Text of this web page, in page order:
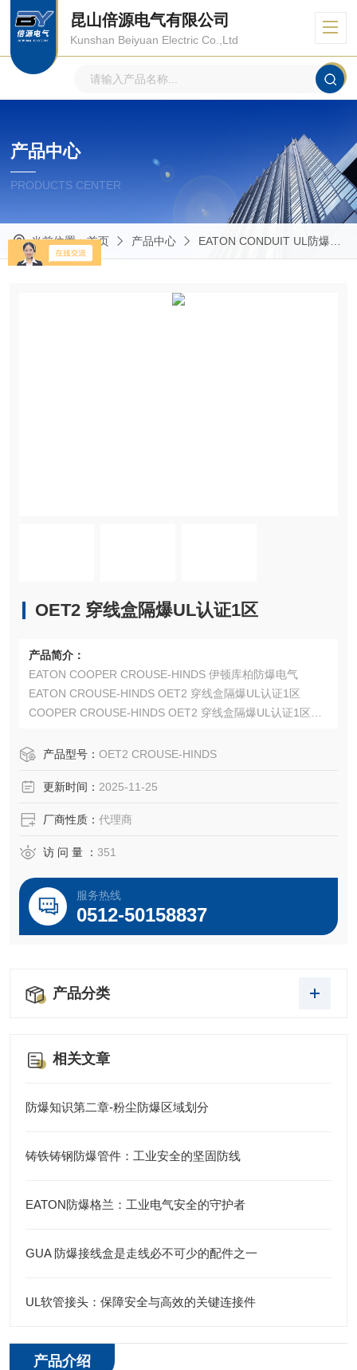
昆山倍源电气有限公司
Kunshan Beiyuan Electric Co.,Ltd
产品中心
PRODUCTS CENTER
当前位置：首页 产品中心 EATON CONDUIT UL防爆管件
OET2 穿线盒隔爆UL认证1区
产品简介：
EATON COOPER CROUSE-HINDS 伊顿库柏防爆电气
EATON CROUSE-HINDS OET2 穿线盒隔爆UL认证1区
COOPER CROUSE-HINDS OET2 穿线盒隔爆UL认证1区
Co.,Ltd
产品型号： OET2 CROUSE-HINDS
更新时间： 2025-11-25
厂商性质： 代理商
访 问 量 ： 351
服务热线
0512-50158837
产品分类
相关文章
防爆知识第二章-粉尘防爆区域划分
铸铁铸钢防爆管件：工业安全的坚固防线
EATON防爆格兰：工业电气安全的守护者
GUA 防爆接线盒是走线必不可少的配件之一
UL软管接头：保障安全与高效的关键连接件
产品介绍